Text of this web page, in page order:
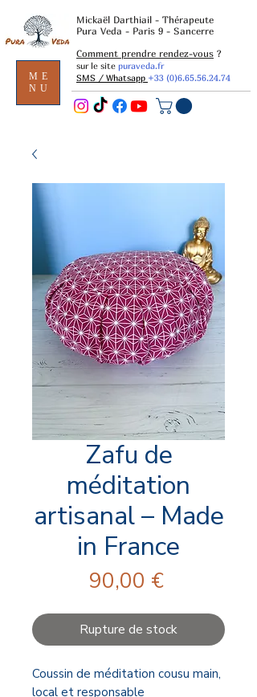
ME
NU
Mickaël Darthiail - Thérapeute
Pura Veda - Paris 9 - Sancerre
Comment prendre rendez-vous ?
sur le site puraveda.fr
SMS / Whatsapp +33 (0)6.65.56.24.74
Zafu de
méditation
artisanal – Made
in France
90,00 €Prix
Rupture de stock
Coussin de méditation cousu main,
local et responsable